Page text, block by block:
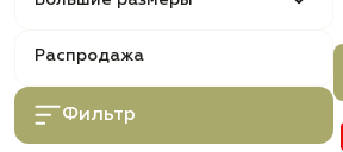
Распродажа
Фильтр